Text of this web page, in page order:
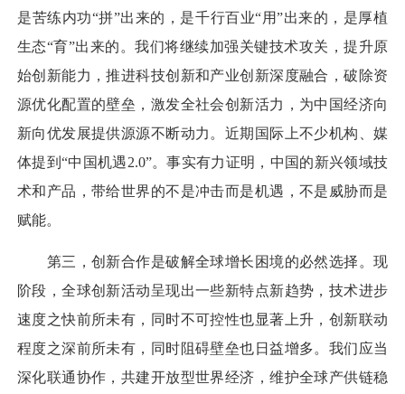
是苦练内功“拼”出来的，是千行百业“用”出来的，是厚植
生态“育”出来的。我们将继续加强关键技术攻关，提升原
始创新能力，推进科技创新和产业创新深度融合，破除资
源优化配置的壁垒，激发全社会创新活力，为中国经济向
新向优发展提供源源不断动力。近期国际上不少机构、媒
体提到“中国机遇2.0”。事实有力证明，中国的新兴领域技
术和产品，带给世界的不是冲击而是机遇，不是威胁而是
赋能。
第三，创新合作是破解全球增长困境的必然选择。现
阶段，全球创新活动呈现出一些新特点新趋势，技术进步
速度之快前所未有，同时不可控性也显著上升，创新联动
程度之深前所未有，同时阻碍壁垒也日益增多。我们应当
深化联通协作，共建开放型世界经济，维护全球产供链稳